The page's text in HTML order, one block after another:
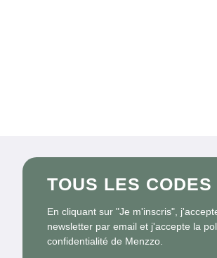
TOUS LES CODES
En cliquant sur "Je m'inscris",
newsletter par email et j'accepte la
confidentialité de Menzzo.